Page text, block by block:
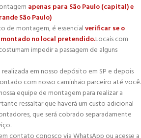
apenas para São Paulo (capital) e
São Paulo)
de montagem, é essencialverificar se o
no local pretendido.Locais com
impedir a passagem de alguns
em nosso depósito em SP e depois
com nosso caminhão parceiro até você.
equipe de montagem para realizar a
ressaltar que haverá um custo adicional
que será cobrado separadamente